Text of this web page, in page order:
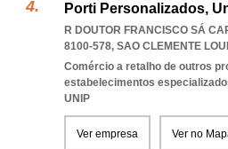
Porti Personalizados,
R DOUTOR FRANCISCO SÁ
8100-578, SAO CLEMENTE
Comércio a retalho de outros
estabelecimentos
UNIP
Ver empresa Ver no